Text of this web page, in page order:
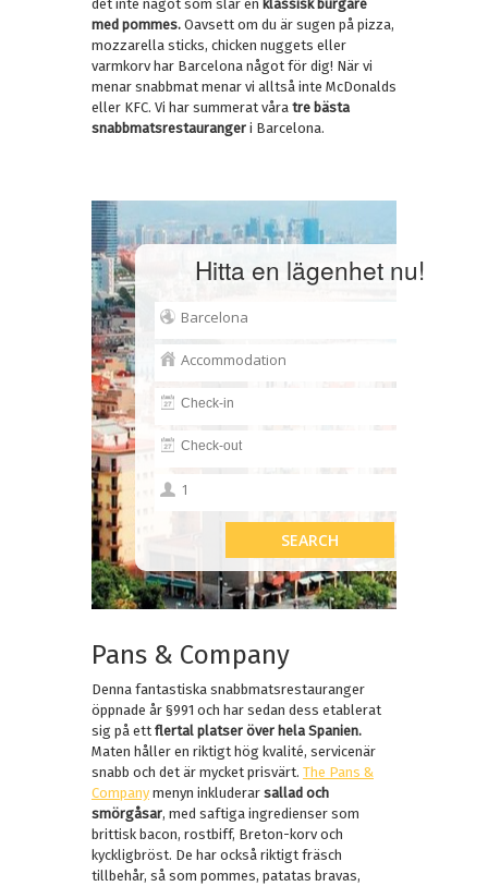
det inte något som slår en klassisk burgare
med pommes. Oavsett om du är sugen på pizza,
mozzarella sticks, chicken nuggets eller
varmkorv har Barcelona något för dig! När vi
menar snabbmat menar vi alltså inte McDonalds
eller KFC. Vi har summerat våra tre bästa
snabbmatsrestauranger i Barcelona.
Hitta en lägenhet nu!
Pans & Company
Denna fantastiska snabbmatsrestauranger
öppnade år §991 och har sedan dess etablerat
sig på ett flertal platser över hela Spanien.
Maten håller en riktigt hög kvalité, servicenär
snabb och det är mycket prisvärt. The Pans &
Company menyn inkluderar sallad och
smörgåsar, med saftiga ingredienser som
brittisk bacon, rostbiff, Breton-korv och
kyckligbröst. De har också riktigt fräsch
tillbehår, så som pommes, patatas bravas,